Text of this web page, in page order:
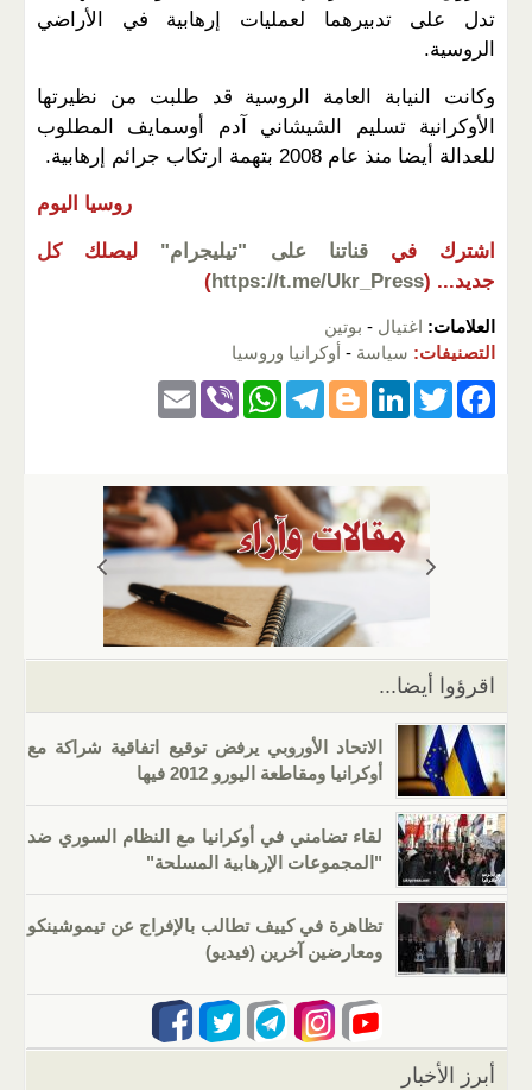
تدل على تدبيرهما لعمليات إرهابية في الأراضي
الروسية.
وكانت النيابة العامة الروسية قد طلبت من نظيرتها
الأوكرانية تسليم الشيشاني آدم أوسمايف المطلوب
للعدالة أيضا منذ عام 2008 بتهمة ارتكاب جرائم إرهابية.
روسيا اليوم
اشترك في قناتنا على "تيليجرام"
ليصلك كل
جديد... (
https://t.me/Ukr_Press
)
العلامات: اغتيال - بوتين
التصنيفات: سياسة - أوكرانيا وروسيا
F
k
T
er
Li
e
dI
Bl
g
er
T
gr
a
m
W
s
A
p
p
Vi
اقرؤوا أيضا...
الاتحاد الأوروبي يرفض توقيع اتفاقية شراكة مع
أوكرانيا ومقاطعة اليورو 2012 فيها
لقاء تضامني في أوكرانيا مع النظام السوري ضد
"المجموعات الإرهابية المسلحة"
تظاهرة في كييف تطالب بالإفراج عن تيموشينكو
ومعارضين آخرين (فيديو)
أبرز الأخبار